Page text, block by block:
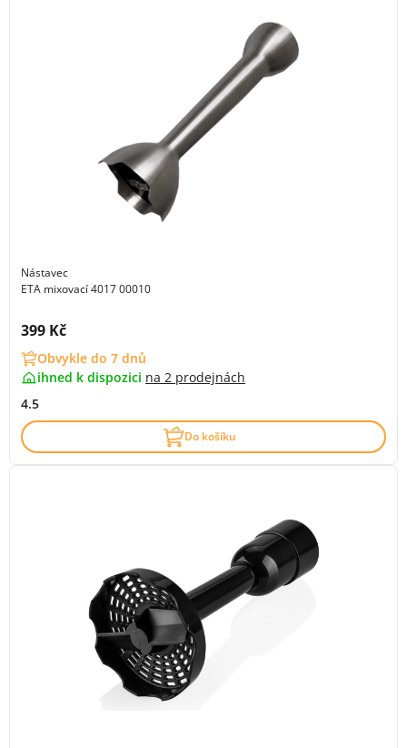
Nástavec
ETA mixovací 4017 00010
Cena s DPH:
399 Kč
Obvykle do 7 dnů
ihned k dispozici na 2 prodejnách
4.5
Do košíku